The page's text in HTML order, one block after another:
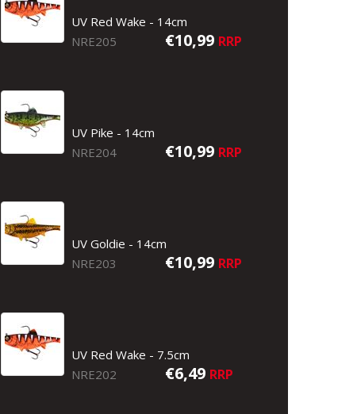
UV Red Wake - 14cm
NRE205
€10,99 RRP
UV Pike - 14cm
NRE204
€10,99 RRP
UV Goldie - 14cm
NRE203
€10,99 RRP
UV Red Wake - 7.5cm
NRE202
€6,49 RRP